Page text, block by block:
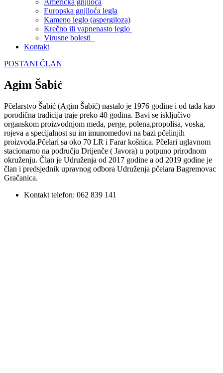
Američka gnjiloća
Europska gnjiloća legla
Kameno leglo (aspergiloza)
Krečno ili vapnenasto leglo
Virusne bolesti
Kontakt
POSTANI ČLAN
Agim Šabić
Pčelarstvo Šabić (Agim Šabić) nastalo je 1976 godine i od tada kao
porodična tradicija traje preko 40 godina. Bavi se isključivo
organskom proizvodnjom meda, perge, polena,propolisa, voska,
rojeva a specijalnost su im imunomedovi na bazi pčelinjih
proizvoda.Pčelari sa oko 70 LR i Farar košnica. Pčelari uglavnom
stacionarno na području Drijenče ( Javora) u potpuno prirodnom
okruženju. Član je Udruženja od 2017 godine a od 2019 godine je
član i predsjednik upravnog odbora Udruženja pčelara Bagremovac
Gračanica.
Kontakt telefon: 062 839 141